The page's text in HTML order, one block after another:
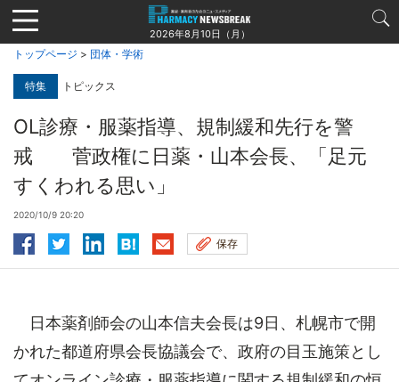
Jump
to
navigation
2026年8月10日（月）
トップページ > 団体・学術
特集 トピックス
OL診療・服薬指導、規制緩和先行を警
戒 菅政権に日薬・山本会長、「足元
すくわれる思い」
2020/10/9 20:20
保存
日本薬剤師会の山本信夫会長は9日、札幌市で開
かれた都道府県会長協議会で、政府の目玉施策とし